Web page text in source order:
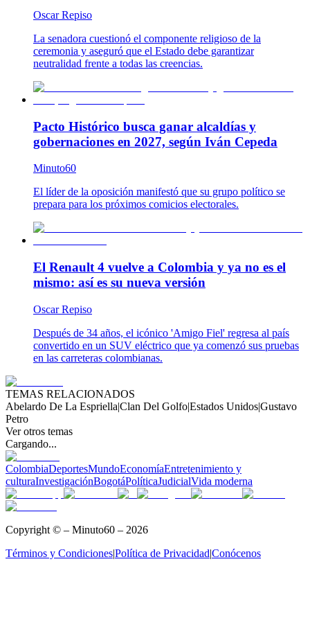
Oscar Repiso
La senadora cuestionó el componente religioso de la
ceremonia y aseguró que el Estado debe garantizar
neutralidad frente a todas las creencias.
Pacto Histórico busca ganar alcaldías y
gobernaciones en 2027, según Iván Cepeda
Minuto60
El líder de la oposición manifestó que su grupo político se
prepara para los próximos comicios electorales.
El Renault 4 vuelve a Colombia y ya no es el
mismo: así es su nueva versión
Oscar Repiso
Después de 34 años, el icónico 'Amigo Fiel' regresa al país
convertido en un SUV eléctrico que ya comenzó sus pruebas
en las carreteras colombianas.
TEMAS RELACIONADOS
Abelardo De La Espriella|Clan Del Golfo|Estados Unidos|Gustavo
Petro
Ver otros temas
Cargando...
ColombiaDeportesMundoEconomíaEntretenimiento y
culturaInvestigaciónBogotáPolíticaJudicialVida moderna
Copyright © – Minuto60 – 2026
Términos y Condiciones|Política de Privacidad|Conócenos